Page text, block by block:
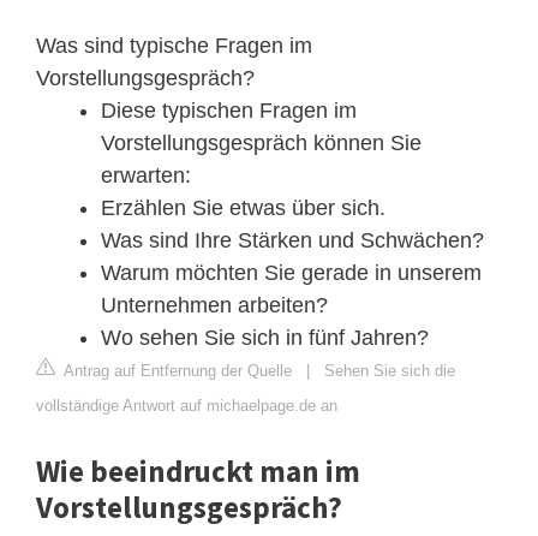
Was sind typische Fragen im
Vorstellungsgespräch?
Diese typischen Fragen im
Vorstellungsgespräch können Sie
erwarten:
Erzählen Sie etwas über sich.
Was sind Ihre Stärken und Schwächen?
Warum möchten Sie gerade in unserem
Unternehmen arbeiten?
Wo sehen Sie sich in fünf Jahren?
Antrag auf Entfernung der Quelle | Sehen Sie sich die
vollständige Antwort auf michaelpage.de an
Wie beeindruckt man im
Vorstellungsgespräch?